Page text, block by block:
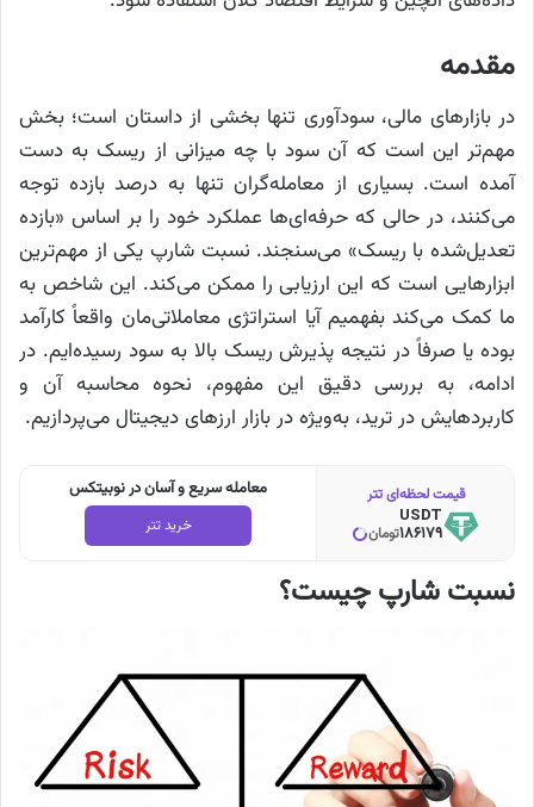
مقدمه
در بازارهای مالی، سودآوری تنها بخشی از داستان است؛ بخش
مهم‌تر این است که آن سود با چه میزانی از ریسک به دست
آمده است. بسیاری از معامله‌گران تنها به درصد بازده توجه
می‌کنند، در حالی که حرفه‌ای‌ها عملکرد خود را بر اساس «بازده
تعدیل‌شده با ریسک» می‌سنجند. نسبت شارپ یکی از مهم‌ترین
ابزارهایی است که این ارزیابی را ممکن می‌کند. این شاخص به
ما کمک می‌کند بفهمیم آیا استراتژی معاملاتی‌مان واقعاً کارآمد
بوده یا صرفاً در نتیجه پذیرش ریسک بالا به سود رسیده‌ایم. در
ادامه، به بررسی دقیق این مفهوم، نحوه محاسبه آن و
کاربردهایش در ترید، به‌ویژه در بازار ارزهای دیجیتال می‌پردازیم.
معامله سریع و آسان در نوبیتکس
خرید تتر
قیمت لحظه‌ای تتر
USDT
186179تومان
نسبت شارپ چیست؟